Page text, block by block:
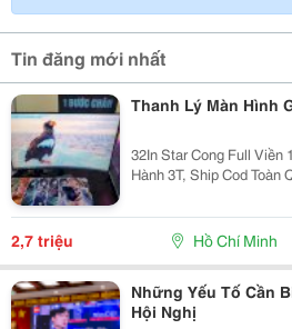
Tin đăng mới nhất
Thanh Lý Màn Hình
32In Star Cong Full Viền 165Hz Hàng
2,7 triệu Hồ Chí Minh
Những Yếu Tố Cần
Hội Nghị